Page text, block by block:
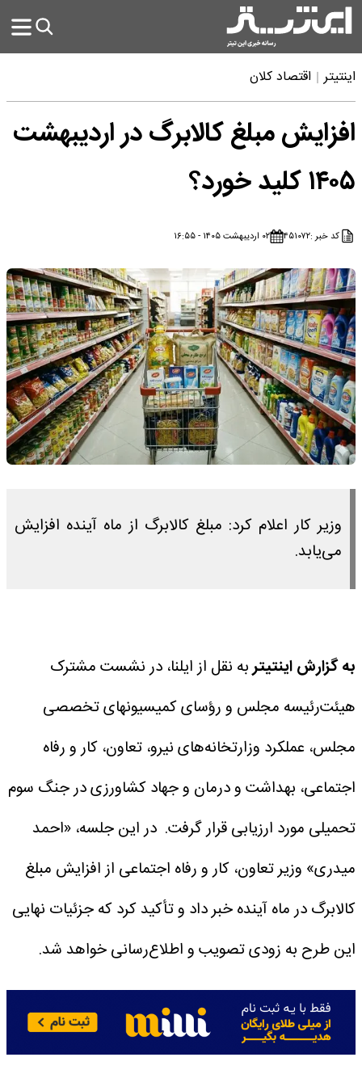
اینتیتر اقتصاد کلان
افزایش مبلغ کالابرگ در اردیبهشت
۱۴۰۵ کلید خورد؟
کد خبر :۴۵۱۰۷۲ ۰۲ اردیبهشت ۱۴۰۵ - ۱۶:۵۵
وزیر کار اعلام کرد: مبلغ کالابرگ از ماه‌ آینده افزایش
می‌یابد.
به گزارش اینتیتربه نقل از ایلنا، در نشست مشترک
هیئت‌رئیسه مجلس و رؤسای کمیسیونهای تخصصی
مجلس، عملکرد وزارتخانه‌های نیرو، تعاون، کار و رفاه
اجتماعی، بهداشت و درمان و جهاد کشاورزی در جنگ سوم
تحمیلی مورد ارزیابی قرار گرفت. در این جلسه، «احمد
میدری» وزیر تعاون، کار و رفاه اجتماعی از افزایش مبلغ
کالابرگ در ماه آینده خبر داد و تأکید کرد که جزئیات نهایی
این طرح به‌ زودی تصویب و اطلاع‌رسانی خواهد شد.